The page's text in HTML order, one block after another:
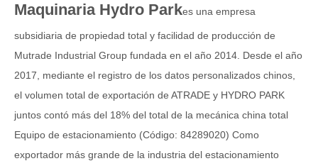
Maquinaria Hydro Parkes una empresa
subsidiaria de propiedad total y facilidad de producción de
Mutrade Industrial Group fundada en el año 2014. Desde el año
2017, mediante el registro de los datos personalizados chinos,
el volumen total de exportación de ATRADE y HYDRO PARK
juntos contó más del 18% del total de la mecánica china total
Equipo de estacionamiento (Código: 84289020) Como
exportador más grande de la industria del estacionamiento